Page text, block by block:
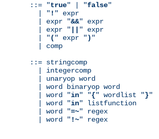
::= "true" | "false"
| "
! " expr
| expr "
&&" expr
| expr "
" expr
| "
( " expr ") "
| comp
::= stringcomp
| integercomp
| unaryop word
| word binaryop word
| word "
in" "{" wordlist "}"
| word "
in" listfunction
| word "
=~" regex
| word "
!~" regex